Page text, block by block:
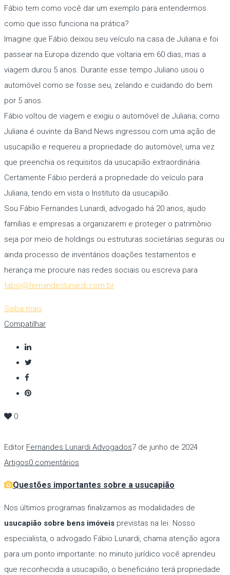
Fábio tem como você dar um exemplo para entendermos
como que isso funciona na prática?
Imagine que Fábio deixou seu veículo na casa de Juliana e foi
passear na Europa dizendo que voltaria em 60 dias, mas a
viagem durou 5 anos. Durante esse tempo Juliano usou o
automóvel como se fosse seu, zelando e cuidando do bem
por 5 anos.
Fábio voltou de viagem e exigiu o automóvel de Juliana; como
Juliana é ouvinte da Band News ingressou com uma ação de
usucapião e requereu a propriedade do automóvel, uma vez
que preenchia os requisitos da usucapião extraordinária.
Certamente Fábio perderá a propriedade do veículo para
Juliana, tendo em vista o Instituto da usucapião.
Sou Fábio Fernandes Lunardi, advogado há 20 anos, ajudo
famílias e empresas a organizarem e proteger o patrimônio
seja por meio de holdings ou estruturas societárias seguras ou
ainda processo de inventários doações testamentos e
herança me procure nas redes sociais ou escreva para
fabio@fernandeslunardi.com.br
Saiba mais
Compatilhar
0
Editor Fernandes Lunardi Advogados7 de junho de 2024
Artigos0 comentários
Questões importantes sobre a usucapião
Nos últimos programas finalizamos as modalidades de
usucapião sobre bens imóveis previstas na lei. Nosso
especialista, o advogado Fábio Lunardi, chama atenção agora
para um ponto importante: no minuto jurídico você aprendeu
que reconhecida a usucapião, o beneficiário terá propriedade